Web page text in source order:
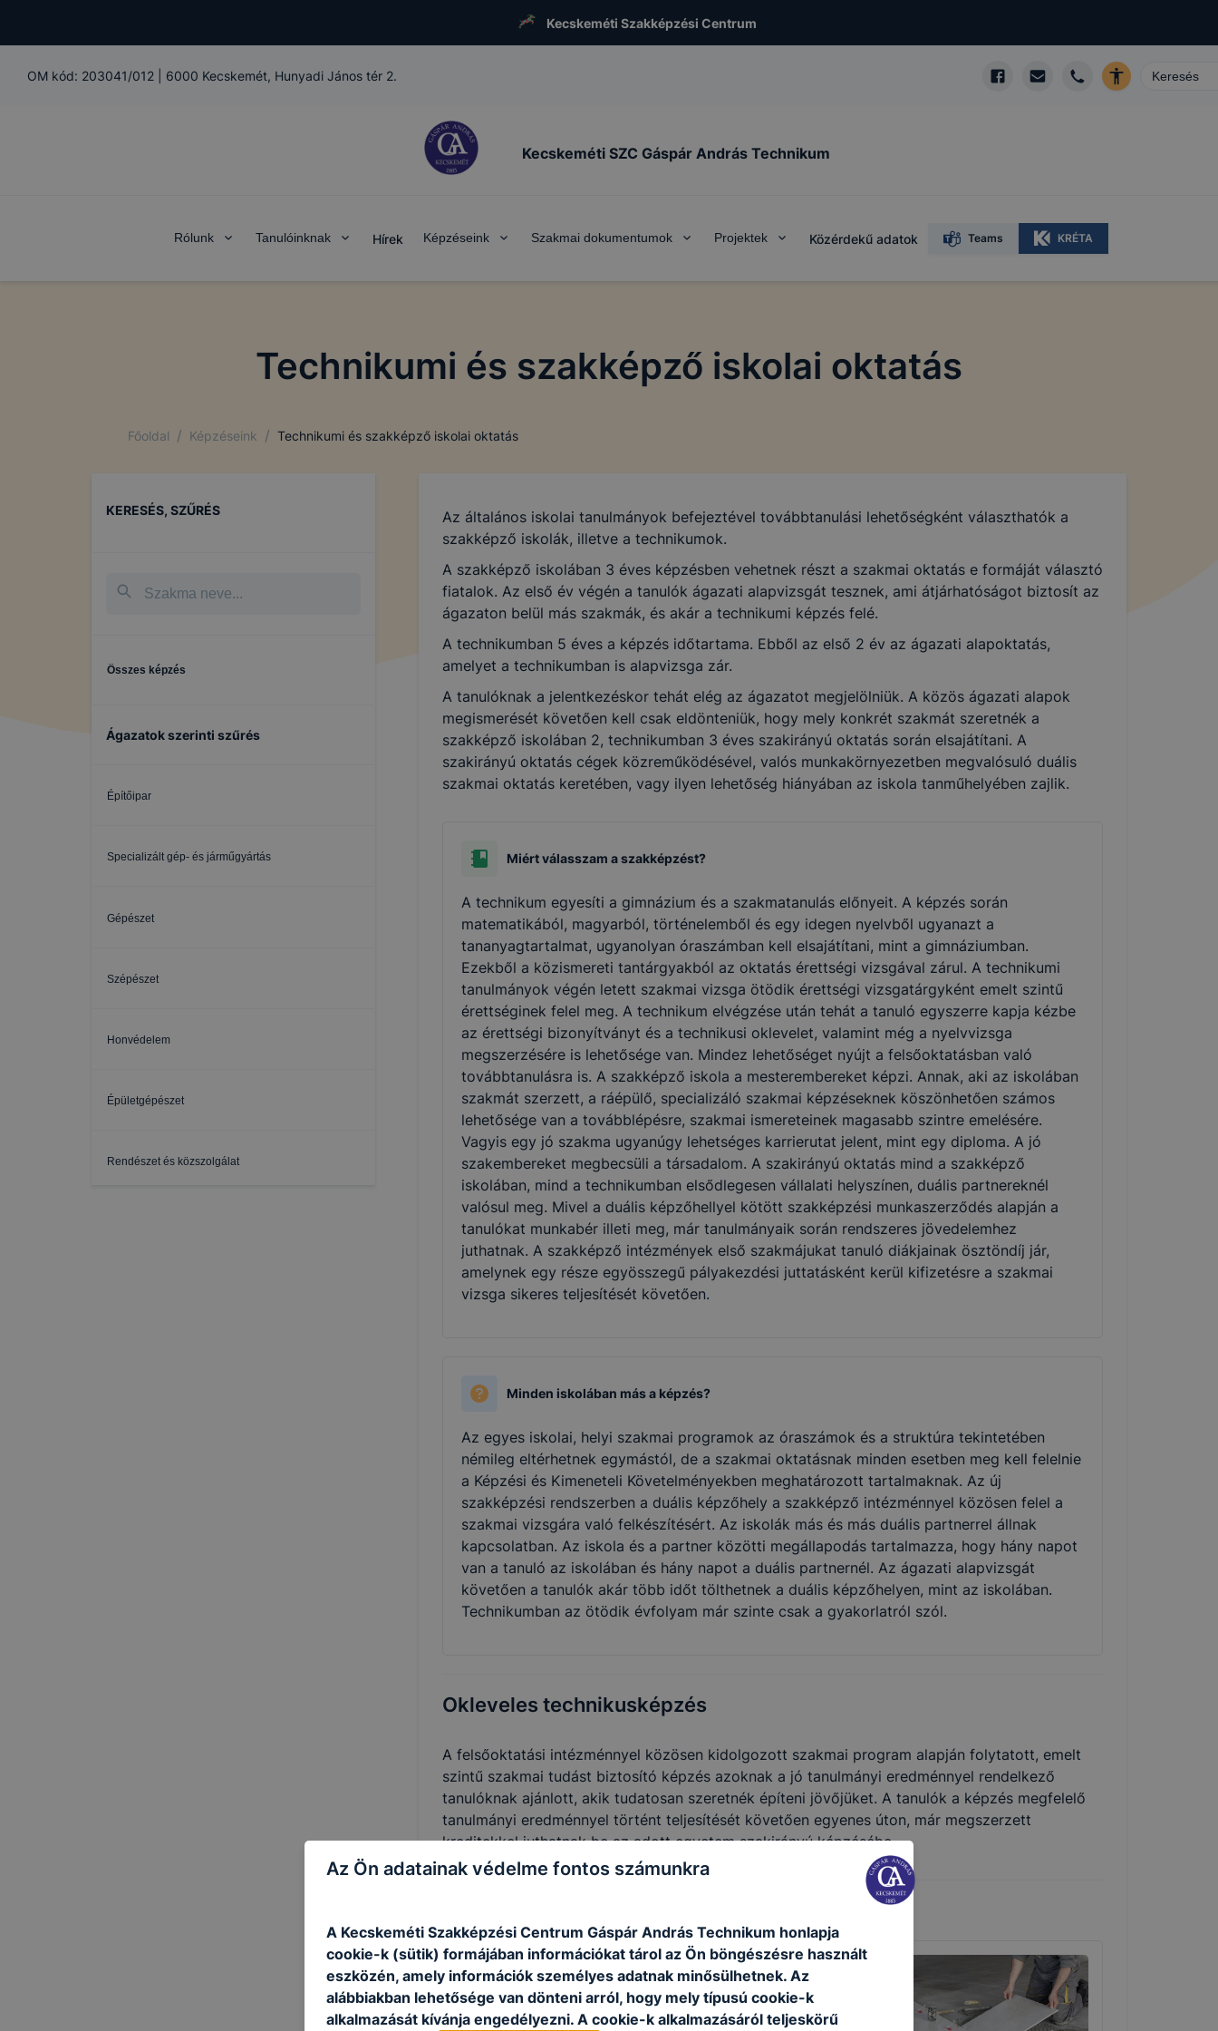
Kecskeméti Szakképzési Centrum
OM kód: 203041/012 6000 Kecskemét, Hunyadi János tér 2.
Kecskeméti SZC Gáspár András Technikum
Rólunk Tanulóinknak Hírek Képzéseink Szakmai dokumentumok Projektek Közérdekű adatok Teams KRÉTA
Technikumi és szakképző iskolai oktatás
Főoldal / Képzéseink / Technikumi és szakképző iskolai oktatás
KERESÉS, SZŰRÉS
Összes képzés
Ágazatok szerinti szűrés
Építőipar
Specializált gép- és járműgyártás
Gépészet
Szépészet
Honvédelem
Épületgépészet
Rendészet és közszolgálat
Az általános iskolai tanulmányok befejeztével továbbtanulási lehetőségként választhatók a
szakképző iskolák, illetve a technikumok.
A szakképző iskolában 3 éves képzésben vehetnek részt a szakmai oktatás e formáját választó
fiatalok. Az első év végén a tanulók ágazati alapvizsgát tesznek, ami átjárhatóságot biztosít az
ágazaton belül más szakmák, és akár a technikumi képzés felé.
A technikumban 5 éves a képzés időtartama. Ebből az első 2 év az ágazati alapoktatás,
amelyet a technikumban is alapvizsga zár.
A tanulóknak a jelentkezéskor tehát elég az ágazatot megjelölniük. A közös ágazati alapok
megismerését követően kell csak eldönteniük, hogy mely konkrét szakmát szeretnék a
szakképző iskolában 2, technikumban 3 éves szakirányú oktatás során elsajátítani. A
szakirányú oktatás cégek közreműködésével, valós munkakörnyezetben megvalósuló duális
szakmai oktatás keretében, vagy ilyen lehetőség hiányában az iskola tanműhelyében zajlik.
Miért válasszam a szakképzést?
A technikum egyesíti a gimnázium és a szakmatanulás előnyeit. A képzés során
matematikából, magyarból, történelemből és egy idegen nyelvből ugyanazt a
tananyagtartalmat, ugyanolyan óraszámban kell elsajátítani, mint a gimnáziumban.
Ezekből a közismereti tantárgyakból az oktatás érettségi vizsgával zárul. A technikumi
tanulmányok végén letett szakmai vizsga ötödik érettségi vizsgatárgyként emelt szintű
érettséginek felel meg. A technikum elvégzése után tehát a tanuló egyszerre kapja kézbe
az érettségi bizonyítványt és a technikusi oklevelet, valamint még a nyelvvizsga
megszerzésére is lehetősége van. Mindez lehetőséget nyújt a felsőoktatásban való
továbbtanulásra is. A szakképző iskola a mesterembereket képzi. Annak, aki az iskolában
szakmát szerzett, a ráépülő, specializáló szakmai képzéseknek köszönhetően számos
lehetősége van a továbblépésre, szakmai ismereteinek magasabb szintre emelésére.
Vagyis egy jó szakma ugyanúgy lehetséges karrierutat jelent, mint egy diploma. A jó
szakembereket megbecsüli a társadalom. A szakirányú oktatás mind a szakképző
iskolában, mind a technikumban elsődlegesen vállalati helyszínen, duális partnereknél
valósul meg. Mivel a duális képzőhellyel kötött szakképzési munkaszerződés alapján a
tanulókat munkabér illeti meg, már tanulmányaik során rendszeres jövedelemhez
juthatnak. A szakképző intézmények első szakmájukat tanuló diákjainak ösztöndíj jár,
amelynek egy része egyösszegű pályakezdési juttatásként kerül kifizetésre a szakmai
vizsga sikeres teljesítését követően.
Minden iskolában más a képzés?
Az egyes iskolai, helyi szakmai programok az óraszámok és a struktúra tekintetében
némileg eltérhetnek egymástól, de a szakmai oktatásnak minden esetben meg kell felelnie
a Képzési és Kimeneteli Követelményekben meghatározott tartalmaknak. Az új
szakképzési rendszerben a duális képzőhely a szakképző intézménnyel közösen felel a
szakmai vizsgára való felkészítésért. Az iskolák más és más duális partnerrel állnak
kapcsolatban. Az iskola és a partner közötti megállapodás tartalmazza, hogy hány napot
van a tanuló az iskolában és hány napot a duális partnernél. Az ágazati alapvizsgát
követően a tanulók akár több időt tölthetnek a duális képzőhelyen, mint az iskolában.
Technikumban az ötödik évfolyam már szinte csak a gyakorlatról szól.
Okleveles technikusképzés
A felsőoktatási intézménnyel közösen kidolgozott szakmai program alapján folytatott, emelt
szintű szakmai tudást biztosító képzés azoknak a jó tanulmányi eredménnyel rendelkező
tanulóknak ajánlott, akik tudatosan szeretnék építeni jövőjüket. A tanulók a képzés megfelelő
tanulmányi eredménnyel történt teljesítését követően egyenes úton, már megszerzett
kreditekkel juthatnak be az adott egyetem szakirányú képzésébe.
Az Ön adatainak védelme fontos számunkra
A Kecskeméti Szakképzési Centrum Gáspár András Technikum honlapja
cookie-k (sütik) formájában információkat tárol az Ön böngészésre használt
eszközén, amely információk személyes adatnak minősülhetnek. Az
alábbiakban lehetősége van dönteni arról, hogy mely típusú cookie-k
alkalmazását kívánja engedélyezni. A cookie-k alkalmazásáról teljeskörű